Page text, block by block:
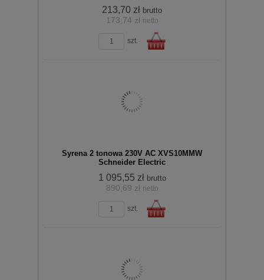
koszyka
213,70 zł brutto
173,74 zł netto
szt.
koszyka
zobacz szczegóły
Syrena 2 tonowa 230V AC XVS10MMW
Schneider Electric
1 095,55 zł brutto
890,69 zł netto
szt.
zobacz szczegóły